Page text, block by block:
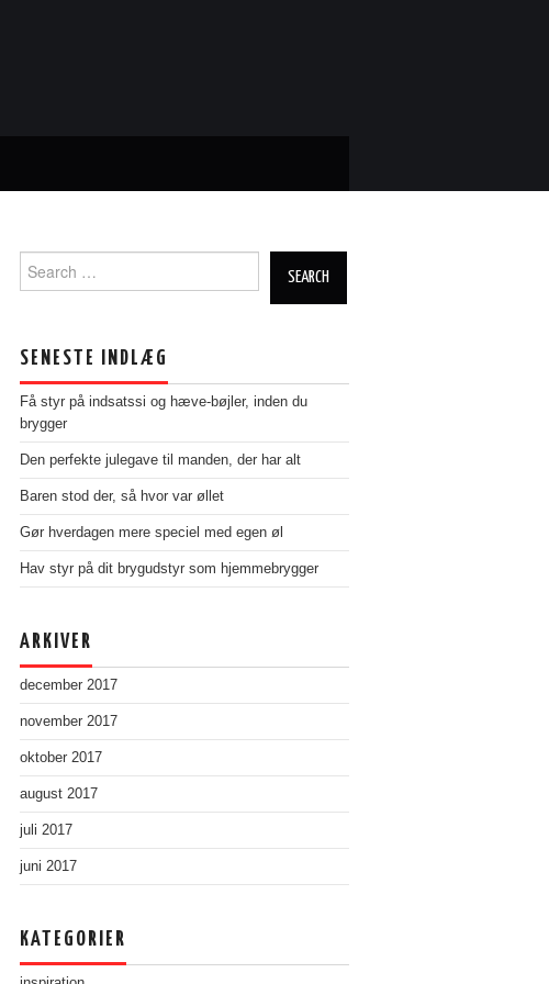
for:
SENESTE INDLÆG
Få styr på indsatssi og hæve-bøjler, inden du
brygger
Den perfekte julegave til manden, der har alt
Baren stod der, så hvor var øllet
Gør hverdagen mere speciel med egen øl
Hav styr på dit brygudstyr som hjemmebrygger
ARKIVER
december 2017
november 2017
oktober 2017
august 2017
juli 2017
juni 2017
KATEGORIER